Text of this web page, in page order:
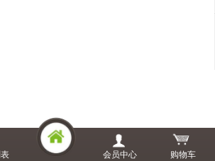
会员中心 购物车